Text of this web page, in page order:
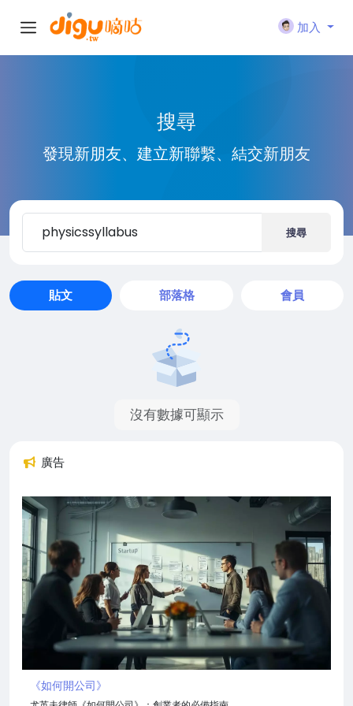
加入
搜尋
發現新朋友、建立新聯繫、結交新朋友
搜尋
貼文 部落格 會員
沒有數據可顯示
廣告
《如何開公司》